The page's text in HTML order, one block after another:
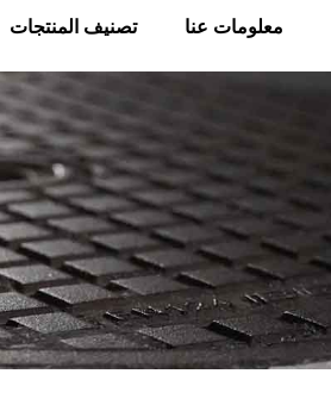
معلومات عنا تصنيف المنتجات